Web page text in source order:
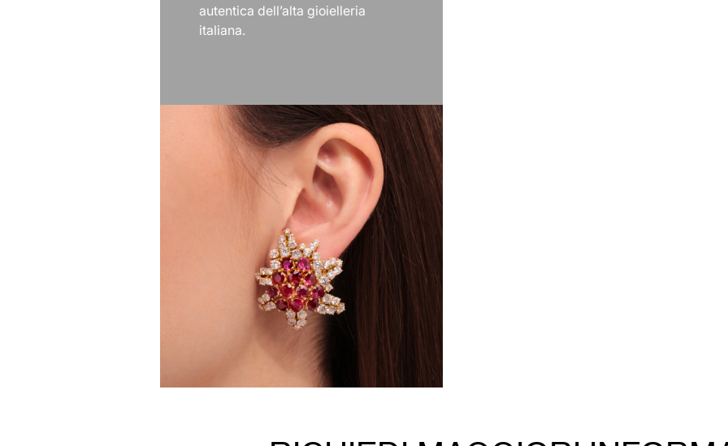
autentica dell’alta gioielleria
italiana.